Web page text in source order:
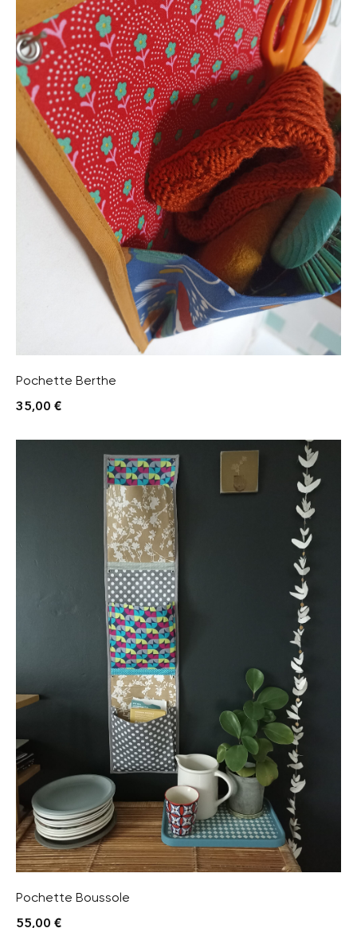
Pochette Berthe
35,00 €
Pochette Boussole
55,00 €